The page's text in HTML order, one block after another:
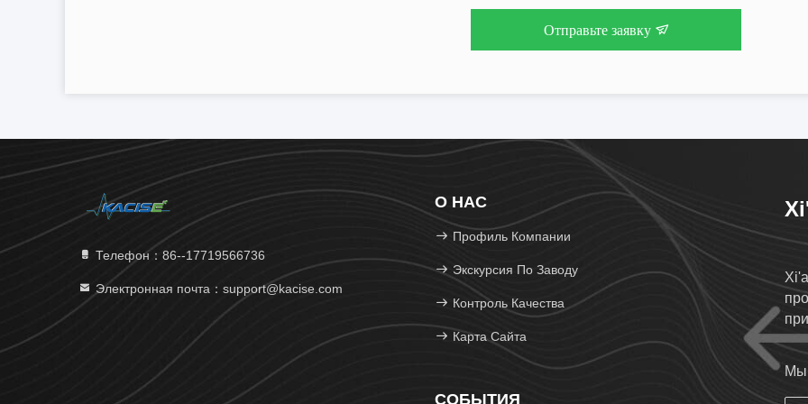
Отправьте заявку
Телефон：86--17719566736
Электронная почта：support@kacise.com
О НАС
Профиль Компании
Экскурсия По Заводу
Контроль Качества
Карта Сайта
СОБЫТИЯ
Мы